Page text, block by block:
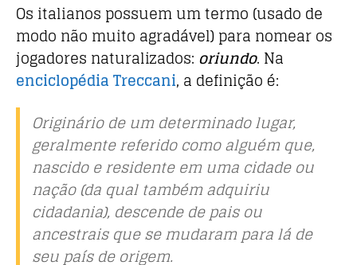
Os italianos possuem um termo (usado de
modo não muito agradável) para nomear os
jogadores naturalizados: oriundo. Na
enciclopédia Treccani, a definição é:
Originário de um determinado lugar,
geralmente referido como alguém que,
nascido e residente em uma cidade ou
nação (da qual também adquiriu
cidadania), descende de pais ou
ancestrais que se mudaram para lá de
seu país de origem.